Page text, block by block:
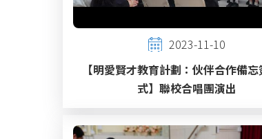
2023-11-10
【明愛賢才教育計劃：伙伴合作備
式】聯校合唱團演出